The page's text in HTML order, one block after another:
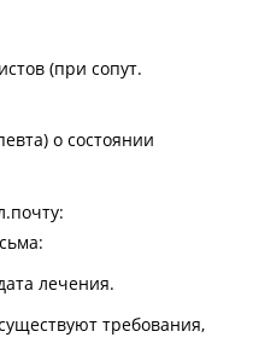
(при сопут.
о состоянии
лечения.
требования,